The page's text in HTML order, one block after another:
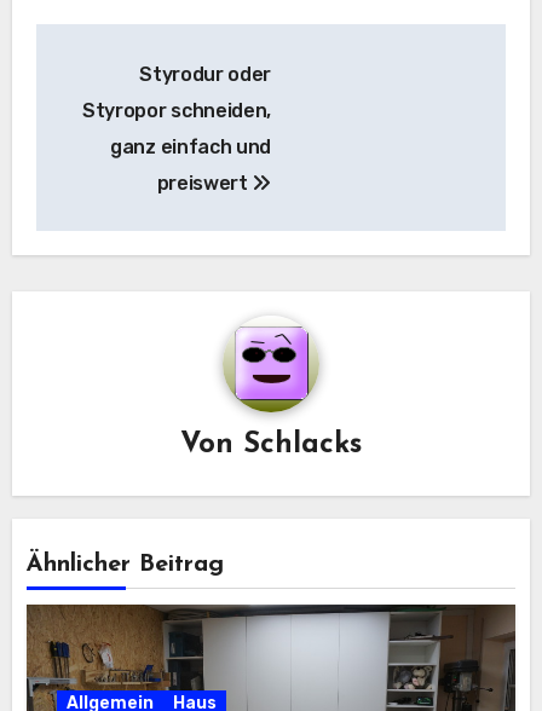
Styrodur oder
Styropor schneiden,
ganz einfach und
preiswert
Von Schlacks
Ähnlicher Beitrag
Allgemein Haus